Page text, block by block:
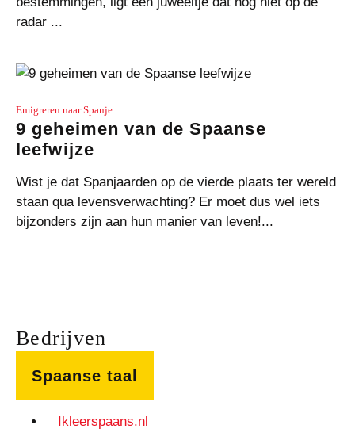
radar ...
Emigreren naar Spanje
9 geheimen van de Spaanse
leefwijze
Wist je dat Spanjaarden op de vierde plaats ter wereld
staan qua levensverwachting? Er moet dus wel iets
bijzonders zijn aan hun manier van leven!...
Bedrijven
Spaanse taal
Ikleerspaans.nl